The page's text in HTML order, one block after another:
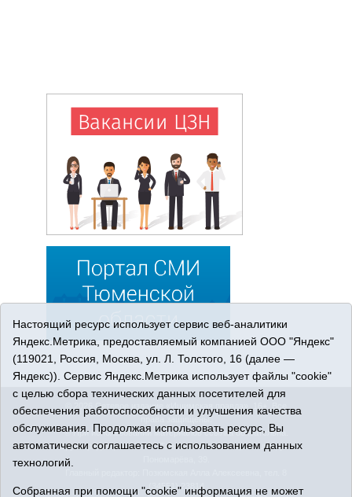
© 2026 Сетевое издание «Ишимская правда». 16+. Все
права защищены.
© При использовании материалов ссылка обязательна.
Адрес редакции: 627750 Тюменская область, г. Ишим, ул.
(34551) 23814
Настоящий ресурс использует сервис веб-аналитики
Яндекс.Метрика, предоставляемый компанией ООО "Яндекс"
(119021, Россия, Москва, ул. Л. Толстого, 16 (далее —
Яндекс)). Сервис Яндекс.Метрика использует файлы "cookie"
с целью сбора технических данных посетителей для
обеспечения работоспособности и улучшения качества
обслуживания. Продолжая использовать ресурс, Вы
автоматически соглашаетесь с использованием данных
технологий.
Собранная при помощи "cookie" информация не может